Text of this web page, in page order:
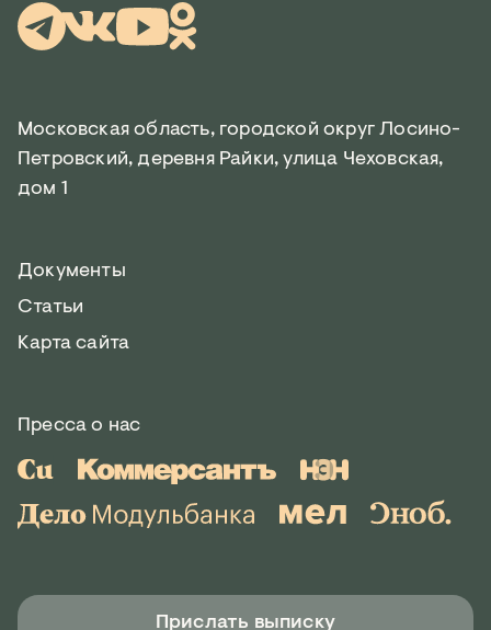
Московская область, городской округ Лосино-
Петровский, деревня Райки, улица Чеховская,
дом 1
Документы
Статьи
Карта сайта
Пресса о нас
Прислать выписку